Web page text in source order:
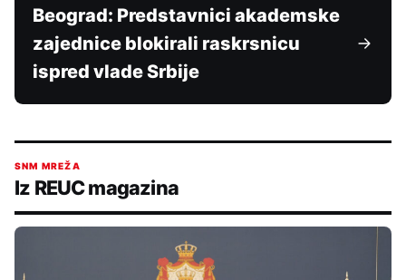
Beograd: Predstavnici akademske
zajednice blokirali raskrsnicu
ispred vlade Srbije
SNM MREŽA
Iz REUC magazina